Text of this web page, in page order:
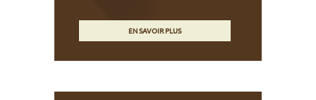
EN SAVOIR PLUS